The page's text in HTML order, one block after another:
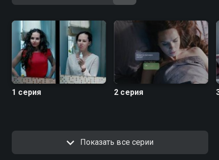
1 серия 2 серия
Показать все серии